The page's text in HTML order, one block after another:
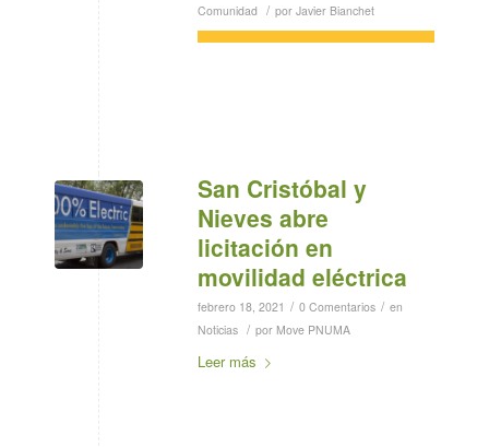
Comunidad / por Javier Bianchet
San Cristóbal y
Nieves abre
licitación en
movilidad eléctrica
febrero 18, 2021 / 0 Comentarios / en
Noticias / por Move PNUMA
Leer más